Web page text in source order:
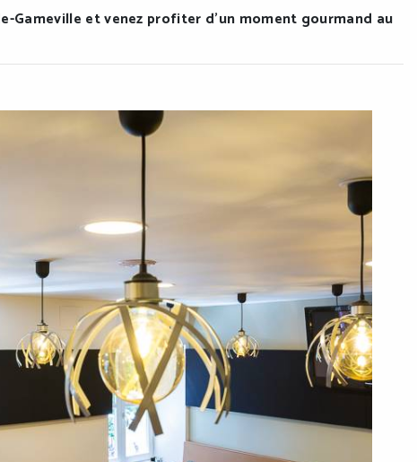
Gameville et venez profiter d’un moment gourmand au